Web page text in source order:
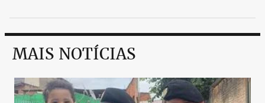
MAIS NOTÍCIAS